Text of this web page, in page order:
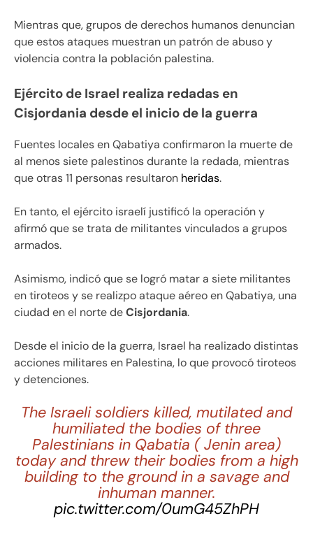
Mientras que, grupos de derechos humanos denuncian
que estos ataques muestran un patrón de abuso y
violencia contra la población palestina.
Ejército de Israel realiza redadas en
Cisjordania desde el inicio de la guerra
Fuentes locales en Qabatiya confirmaron la muerte de
al menos siete palestinos durante la redada, mientras
que otras 11 personas resultaron heridas.
En tanto, el ejército israelí justificó la operación y
afirmó que se trata de militantes vinculados a grupos
armados.
Asimismo, indicó que se logró matar a siete militantes
en tiroteos y se realizpo ataque aéreo en Qabatiya, una
ciudad en el norte deCisjordania.
Desde el inicio de la guerra, Israel ha realizado distintas
acciones militares en Palestina, lo que provocó tiroteos
y detenciones.
The Israeli soldiers killed, mutilated and
humiliated the bodies of three
Palestinians in Qabatia ( Jenin area)
today and threw their bodies from a high
building to the ground in a savage and
inhuman manner.
pic.twitter.com/0umG45ZhPH